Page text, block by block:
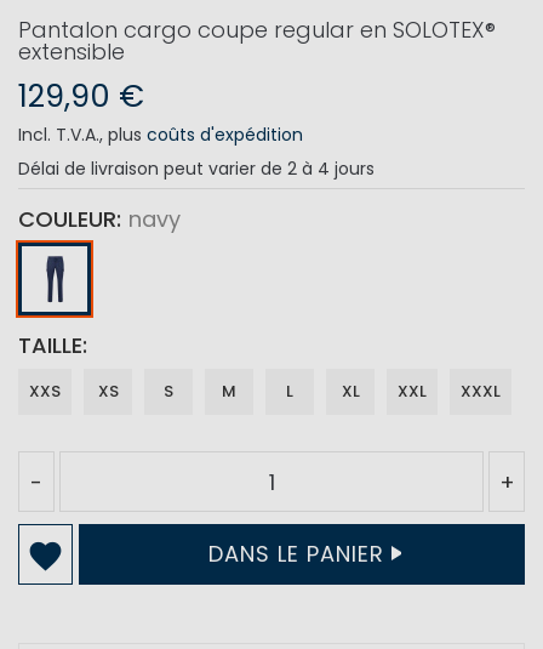
Pantalon cargo coupe regular en SOLOTEX®
extensible
129,90 €
Incl. T.V.A., plus coûts d'expédition
Délai de livraison peut varier de 2 à 4 jours
COULEUR navy
TAILLE
XXS XS S M L XL XXL XXXL
- +
DANS LE PANIER